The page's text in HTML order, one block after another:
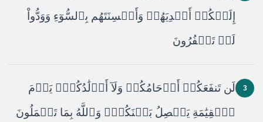
إِلَيۡكُمۡ أَيۡدِيَهُمۡ وَأَلۡسِنَتَهُم بِٱلسُّوٓءِ وَوَدُّواْ
لَوۡ تَكۡفُرُونَ
3
لَن تَنفَعَكُمۡ أَرۡحَامُكُمۡ وَلَآ أَوۡلَٰدُكُمۡۚ يَوۡمَ
ٱلۡقِيَٰمَةِ يَفۡصِلُ بَيۡنَكُمۡۚ وَٱللَّهُ بِمَا تَعۡمَلُونَ